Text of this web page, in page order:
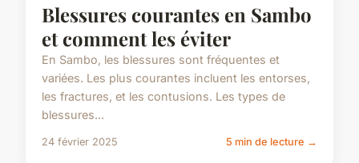
Blessures courantes en Sambo
et comment les éviter
En Sambo, les blessures sont fréquentes et
variées. Les plus courantes incluent les entorses,
les fractures, et les contusions. Les types de
blessures...
24 février 2025 5 min de lecture →